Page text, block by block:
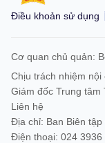
Điều khoản sử dụng
Cơ quan chủ quản:
Chịu trách nhiệm nội
Giám đốc Trung tâm
Liên hệ
Địa chỉ: Ban Biên
Điện thoại: 024 3936